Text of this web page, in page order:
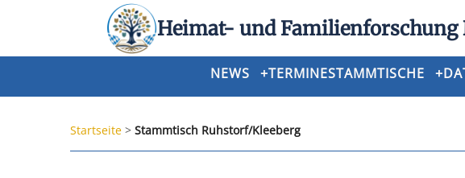
Heimat- und Familienforschung
NEWS
+TERMINESTAMMTISCHE +
Startseite > Stammtisch Ruhstorf/Kleeberg